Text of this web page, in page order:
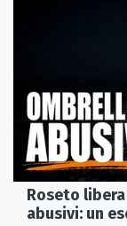
Roseto
abusivi: un